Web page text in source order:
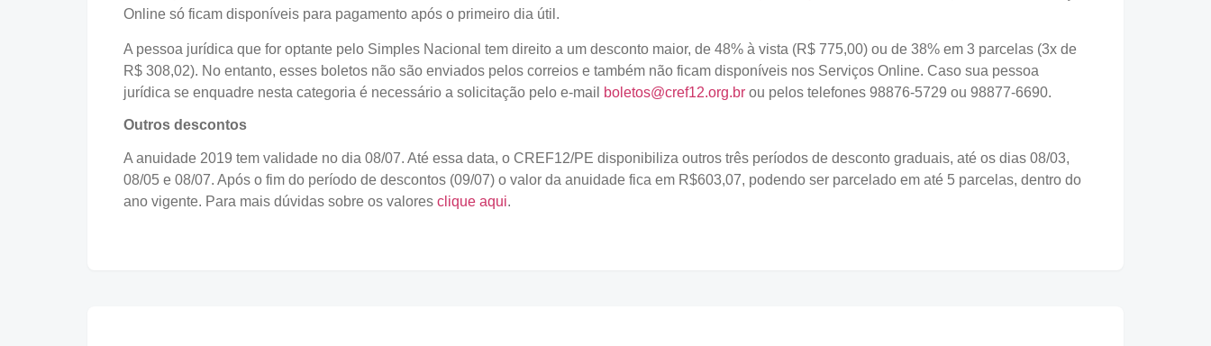
Online só ficam disponíveis para pagamento após o primeiro dia útil.
A pessoa jurídica que for optante pelo Simples Nacional tem direito a um desconto maior, de 48% à vista (R$ 775,00) ou de 38% em 3 parcelas (3x de
R$ 308,02). No entanto, esses boletos não são enviados pelos correios e também não ficam disponíveis nos Serviços Online. Caso sua pessoa
jurídica se enquadre nesta categoria é necessário a solicitação pelo e-mail
boletos@cref12.org.br ou pelos telefones 98876-5729 ou 98877-6690.
Outros descontos
A anuidade 2019 tem validade no dia 08/07. Até essa data, o CREF12/PE disponibiliza outros três períodos de desconto graduais, até os dias 08/03,
08/05 e 08/07. Após o fim do período de descontos (09/07) o valor da anuidade fica em R$603,07, podendo ser parcelado em até 5 parcelas, dentro do
ano vigente. Para mais dúvidas sobre os valores clique aqui.